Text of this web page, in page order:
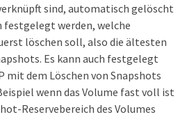
sind, automatisch gelöscht
festgelegt werden, welche
löschen soll, also die ältesten
Es kann auch festgelegt
mit dem Löschen von Snapshots
wenn das Volume fast voll ist
Reservebereich des Volumes